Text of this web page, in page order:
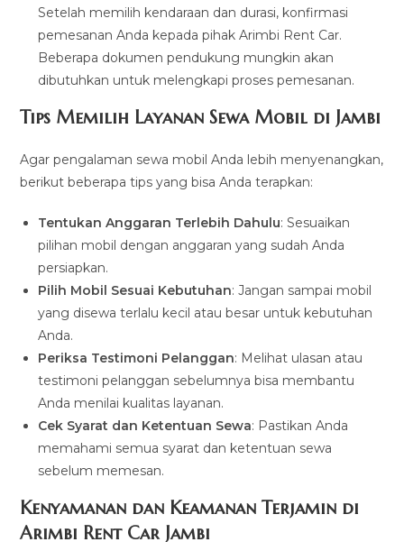
Setelah memilih kendaraan dan durasi, konfirmasi
pemesanan Anda kepada pihak Arimbi Rent Car.
Beberapa dokumen pendukung mungkin akan
dibutuhkan untuk melengkapi proses pemesanan.
Tips Memilih Layanan Sewa Mobil di Jambi
Agar pengalaman sewa mobil Anda lebih menyenangkan,
berikut beberapa tips yang bisa Anda terapkan:
Tentukan Anggaran Terlebih Dahulu: Sesuaikan
pilihan mobil dengan anggaran yang sudah Anda
persiapkan.
Pilih Mobil Sesuai Kebutuhan: Jangan sampai mobil
yang disewa terlalu kecil atau besar untuk kebutuhan
Anda.
Periksa Testimoni Pelanggan: Melihat ulasan atau
testimoni pelanggan sebelumnya bisa membantu
Anda menilai kualitas layanan.
Cek Syarat dan Ketentuan Sewa: Pastikan Anda
memahami semua syarat dan ketentuan sewa
sebelum memesan.
Kenyamanan dan Keamanan Terjamin di
Arimbi Rent Car Jambi